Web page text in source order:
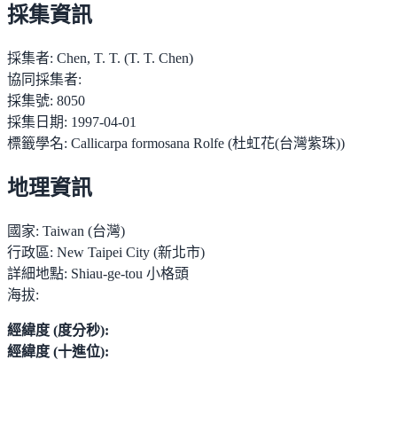
採集資訊
採集者: Chen, T. T. (T. T. Chen)
協同採集者:
採集號: 8050
採集日期: 1997-04-01
標籤學名: Callicarpa formosana Rolfe (杜虹花(台灣紫珠))
地理資訊
國家: Taiwan (台灣)
行政區: New Taipei City (新北市)
詳細地點: Shiau-ge-tou 小格頭
海拔:
經緯度 (度分秒):
經緯度 (十進位):